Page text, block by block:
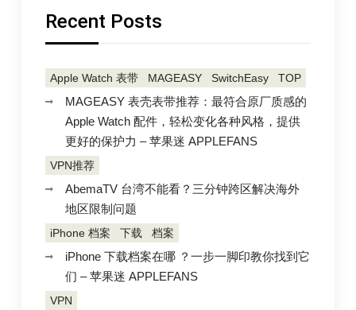
你
世
界
的
方
式
苹
果
迷
APPLEFANS
方
式
苹
果
迷
APPLEFANS
Recent Posts
Apple Watch 表带 MAGEASY SwitchEasy TOP
MAGEASY 表壳表带推荐：最符合原厂质感的
Apple Watch 配件，轻松变化各种风格，提供
更好的保护力 – 苹果迷 APPLEFANS
VPN推荐
AbemaTV 台湾不能看？三分钟跨区解决海外
地区限制问题
iPhone 档案 下载 档案
iPhone 下载档案在哪 ？一步一脚印教你找到它
们 – 苹果迷 APPLEFANS
VPN